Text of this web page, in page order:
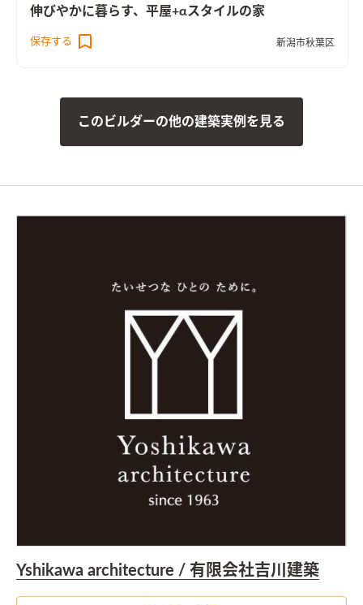
伸びやかに暮らす、平屋+αスタイルの家
保存する 新潟市秋葉区
このビルダーの他の建築実例を見る
Yshikawa architecture / 有限会社吉川建築